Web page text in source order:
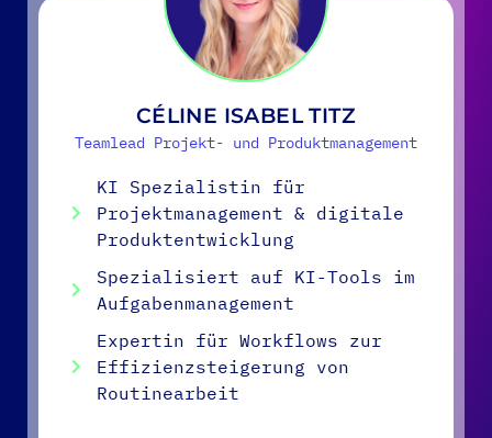
CÉLINE ISABEL TITZ
Teamlead Projekt- und Produktmanagement
KI Spezialistin für
Projektmanagement & digitale
Produktentwicklung
Spezialisiert auf KI-Tools im
Aufgabenmanagement
Expertin für Workflows zur
Effizienzsteigerung von
Routinearbeit